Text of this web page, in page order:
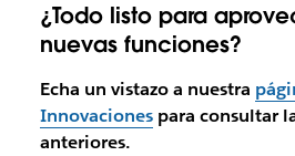
¿Todo listo para
nuevas funciones?
Echa un vistazo a nuestra
Innovacionespara consultar
anteriores.